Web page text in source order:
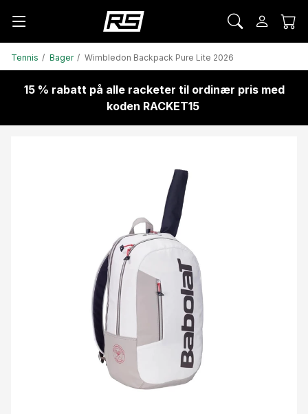
Tennis Bager Wimbledon Backpack Pure Lite 2026
15 % rabatt på alle racketer til ordinær pris med
koden RACKET15